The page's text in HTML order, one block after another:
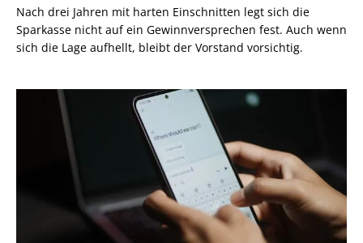
Nach drei Jahren mit harten Einschnitten legt sich die
Sparkasse nicht auf ein Gewinnversprechen fest. Auch wenn
sich die Lage aufhellt, bleibt der Vorstand vorsichtig.